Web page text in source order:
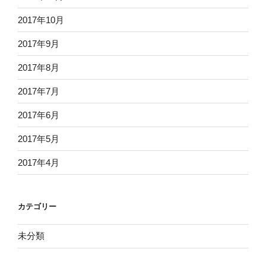
2017年10月
2017年9月
2017年8月
2017年7月
2017年6月
2017年5月
2017年4月
カテゴリー
未分類